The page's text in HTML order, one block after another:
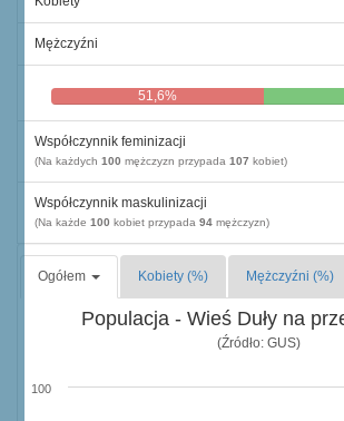
Mężczyźni
51,6%
Współczynnik feminizacji
(Na każdych 100 mężczyzn przypada 107 kobiet)
Współczynnik maskulinizacji
(Na każde 100 kobiet przypada 94 mężczyzn)
Ogółem Kobiety (%) Mężczyźni (%)
Populacja - Wieś Duły na
(Źródło: GUS)
100